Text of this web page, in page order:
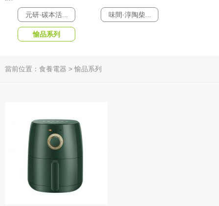
元研·碳本活... 味間·淳陶柴...
愉品系列
當前位置： 食養電器 >愉品系列